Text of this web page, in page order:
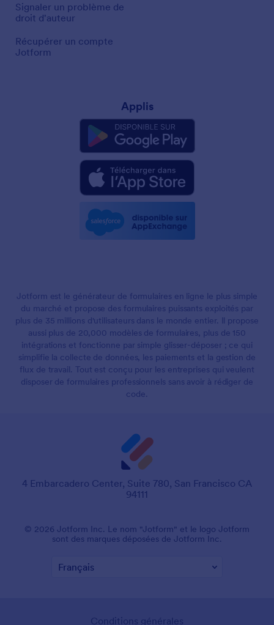
Signaler un problème de
droit d'auteur
Récupérer un compte
Jotform
Applis
Jotform est le générateur de formulaires en ligne le plus simple
du marché et propose des formulaires puissants exploités par
plus de 35 millions d'utilisateurs dans le monde entier. Il propose
aussi plus de 20,000 modèles de formulaires, plus de 150
intégrations et fonctionne par simple glisser-déposer ; ce qui
simplifie la collecte de données, les paiements et la gestion de
flux de travail. Tout est conçu pour les entreprises qui veulent
disposer de formulaires professionnels sans avoir à rédiger de
code.
4 Embarcadero Center, Suite 780, San Francisco CA
94111
© 2026 Jotform Inc. Le nom "Jotform" et le logo Jotform
sont des marques déposées de Jotform Inc.
Conditions générales